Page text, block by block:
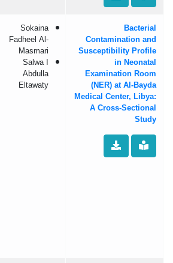
Bacterial
Contamination and
Susceptibility Profile
in Neonatal
Examination Room
(NER) at Al-Bayda
Medical Center, Libya:
A Cross-Sectional
Study
Sokaina
Fadheel Al-
Masmari
Salwa I
Abdulla
Eltawaty